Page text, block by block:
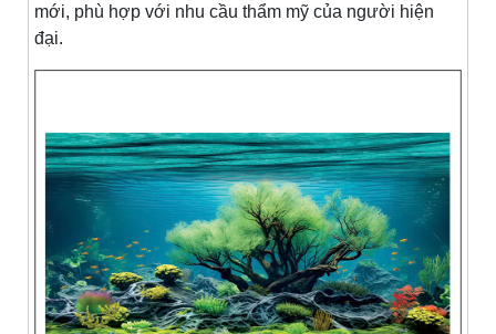
mới, phù hợp với nhu cầu thẩm mỹ của người hiện
đại.